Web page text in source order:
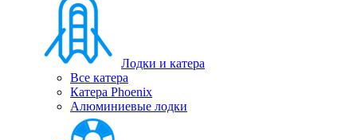
Лодки и катера
Все катера
Катера Phoenix
Алюминиевые лодки